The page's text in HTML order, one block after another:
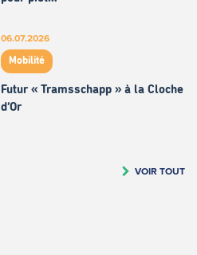
06.07.2026
Mobilité
Futur « Tramsschapp » à la Cloche
d’Or
VOIR TOUT